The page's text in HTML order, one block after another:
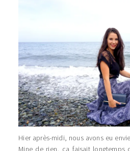
Hier après-midi, nous avons eu
Mine de rien, ça faisait longtemps